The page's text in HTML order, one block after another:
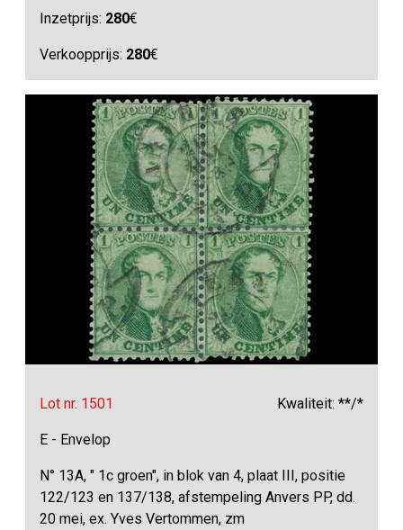
Inzetprijs: 280€
Verkoopprijs: 280€
Lot nr. 1501 Kwaliteit: **/*
E - Envelop
N° 13A, " 1c groen", in blok van 4, plaat III, positie
122/123 en 137/138, afstempeling Anvers PP, dd.
20 mei, ex. Yves Vertommen, zm